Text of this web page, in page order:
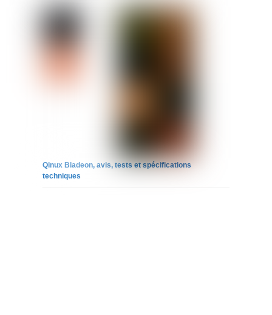
Qinux Bladeon, avis, tests et spécifications
techniques